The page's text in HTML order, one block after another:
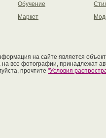
Обучение
Маркет
на сайте является
на все фотографии, принадлежат
прочтите "Условия